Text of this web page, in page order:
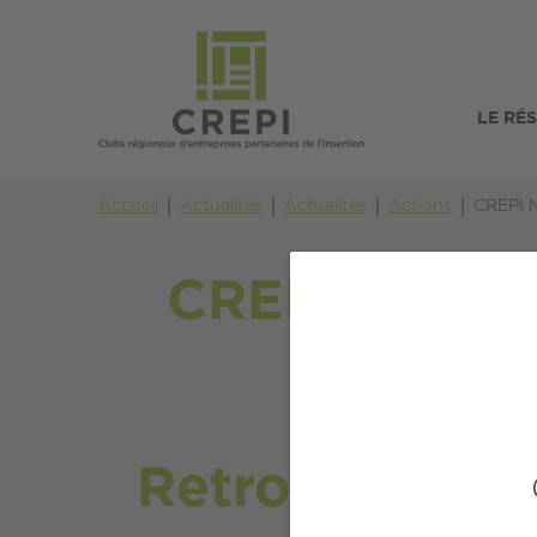
LE
Accueil Actualités Actualités Actions CREPI
CREPI
Retrouver